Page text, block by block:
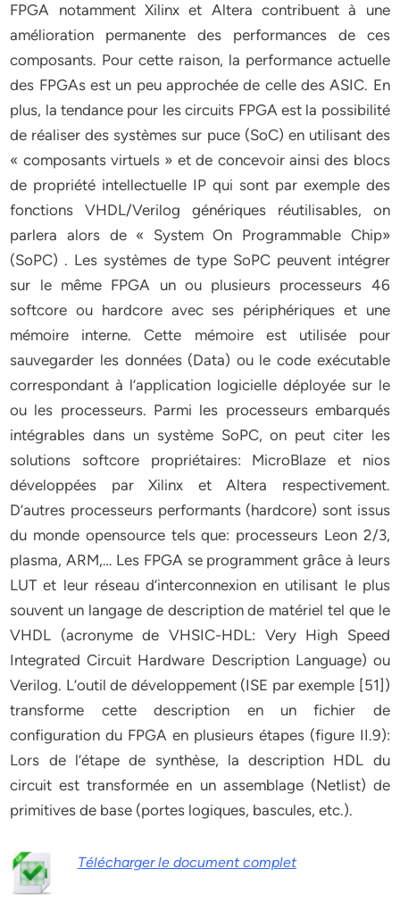
FPGA notamment Xilinx et Altera contribuent à une
amélioration permanente des performances de ces
composants. Pour cette raison, la performance actuelle
des FPGAs est un peu approchée de celle des ASIC. En
plus, la tendance pour les circuits FPGA est la possibilité
de réaliser des systèmes sur puce (SoC) en utilisant des
« composants virtuels » et de concevoir ainsi des blocs
de propriété intellectuelle IP qui sont par exemple des
fonctions VHDL/Verilog génériques réutilisables, on
parlera alors de « System On Programmable Chip»
(SoPC) . Les systèmes de type SoPC peuvent intégrer
sur le même FPGA un ou plusieurs processeurs 46
softcore ou hardcore avec ses périphériques et une
mémoire interne. Cette mémoire est utilisée pour
sauvegarder les données (Data) ou le code exécutable
correspondant à l’application logicielle déployée sur le
ou les processeurs. Parmi les processeurs embarqués
intégrables dans un système SoPC, on peut citer les
solutions softcore propriétaires: MicroBlaze et nios
développées par Xilinx et Altera respectivement.
D’autres processeurs performants (hardcore) sont issus
du monde opensource tels que: processeurs Leon 2/3,
plasma, ARM,… Les FPGA se programment grâce à leurs
LUT et leur réseau d’interconnexion en utilisant le plus
souvent un langage de description de matériel tel que le
VHDL (acronyme de VHSIC-HDL: Very High Speed
Integrated Circuit Hardware Description Language) ou
Verilog. L’outil de développement (ISE par exemple [51])
transforme cette description en un fichier de
configuration du FPGA en plusieurs étapes (figure II.9):
Lors de l’étape de synthèse, la description HDL du
circuit est transformée en un assemblage (Netlist) de
primitives de base (portes logiques, bascules, etc.).
Télécharger le document complet